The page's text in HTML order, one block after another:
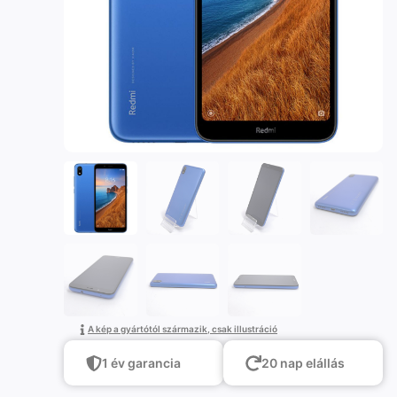
A kép a gyártótól származik, csak illustráció
1 év garancia 20 nap elállás